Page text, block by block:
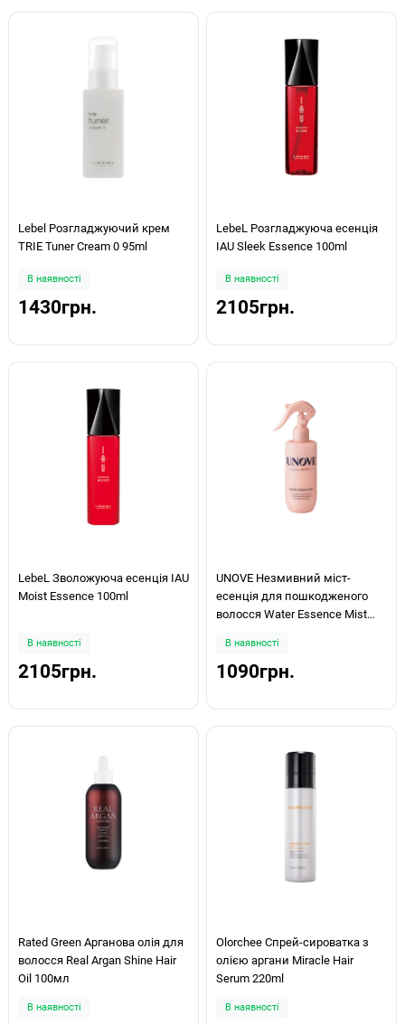
Lebel Розгладжуючий крем
TRIE Tuner Cream 0 95ml
В наявності
1430грн.
LebeL Розгладжуюча есенція
IAU Sleek Essence 100ml
В наявності
2105грн.
LebeL Зволожуюча есенція IAU
Moist Essence 100ml
В наявності
2105грн.
UNOVE Незмивний міст-
есенція для пошкодженого
волосся Water Essence Mist
В наявності
1090грн.
Rated Green Арганова олія для
волосся Real Argan Shine Hair
Oil 100мл
В наявності
Olorchee Спрей-сироватка з
олією аргани Miracle Hair
Serum 220ml
В наявності